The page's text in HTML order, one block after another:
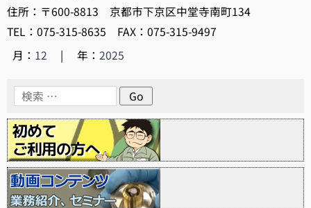
住所：〒600-8813 京都市下京区中堂寺南町134
TEL：075-315-8635 FAX：075-315-9497
月： 12 | 年：2025